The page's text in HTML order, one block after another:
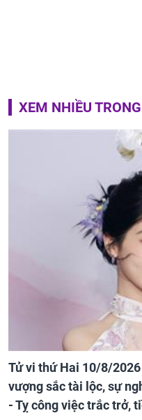
XEM NHIỀU
Tử vi thứ Hai 10/8/
vượng sắc tài lộc, sự
- Tỵ công việc trắc trở,